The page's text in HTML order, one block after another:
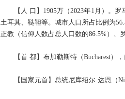
【人 口】1905万（2023年1月）。
土耳其、鞑靼等。城市人口所占比例为
正教（信仰人数占总人口数的86.5%）、
【首 都】布加勒斯特（Bucharest）
【国家元首】总统尼库绍尔·达恩（